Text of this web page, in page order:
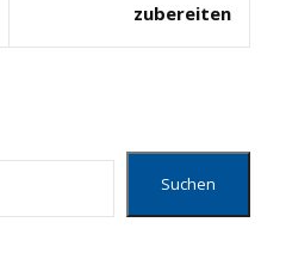
zubereiten
Suchen